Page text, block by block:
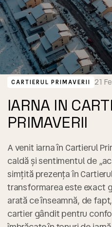
CARTIERUL PRIMAVERII 21
IARNA IN
PRIMAVERII
A venit iarna în Cartierul
caldă și sentimentul de
simțită prezența în
transformarea este exact
arată ce înseamnă, de
cartier gândit pentru